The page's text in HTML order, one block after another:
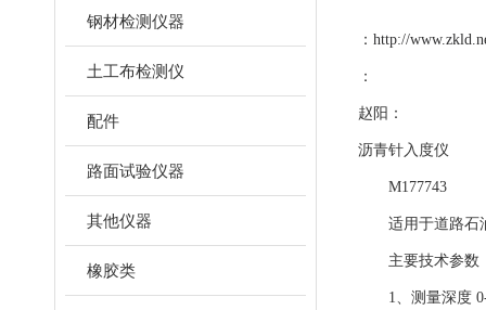
钢材检测仪器
土工布检测仪
配件
路面试验仪器
其他仪器
橡胶类
： http://
：
赵阳：
沥青针入度仪
M177743
适用于道路石油
主要技术参数
1、测量深度 0-